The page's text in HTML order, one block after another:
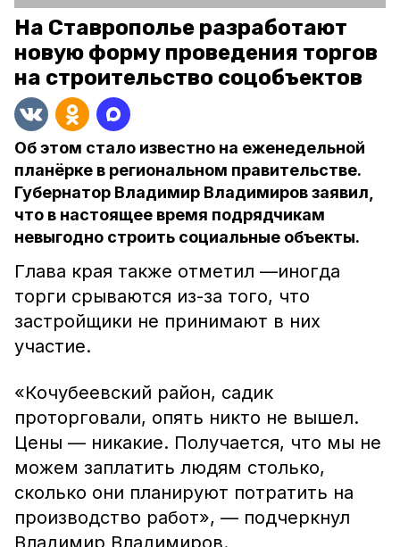
На Ставрополье разработают
новую форму проведения торгов
на строительство соцобъектов
Об этом стало известно на еженедельной
планёрке в региональном правительстве.
Губернатор Владимир Владимиров заявил,
что в настоящее время подрядчикам
невыгодно строить социальные объекты.
Глава края также отметил —иногда
торги срываются из-за того, что
застройщики не принимают в них
участие.
«Кочубеевский район, садик
проторговали, опять никто не вышел.
Цены — никакие. Получается, что мы не
можем заплатить людям столько,
сколько они планируют потратить на
производство работ», — подчеркнул
Владимир Владимиров.